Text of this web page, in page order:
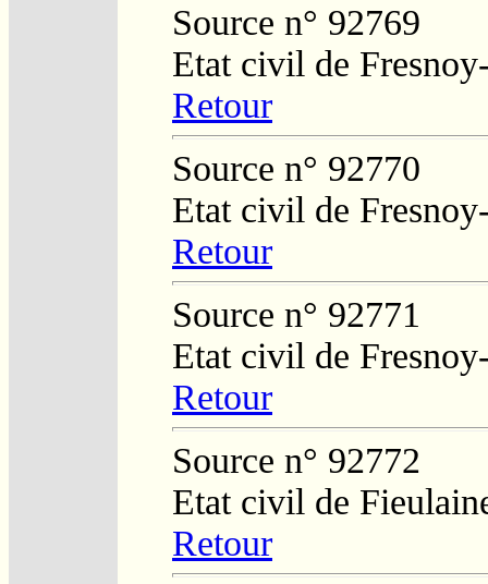
Source n° 92769
Etat civil de
Retour
Source n° 92770
Etat civil de
Retour
Source n° 92771
Etat civil de
Retour
Source n° 92772
Etat civil de
Retour